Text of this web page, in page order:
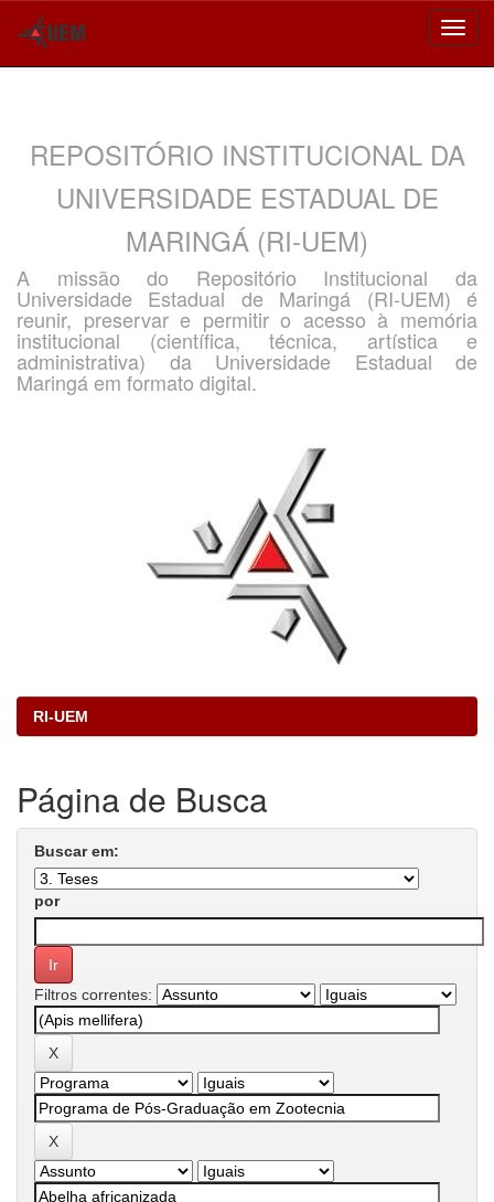
REPOSITÓRIO INSTITUCIONAL DA
UNIVERSIDADE ESTADUAL DE
MARINGÁ (RI-UEM)
A missão do Repositório Institucional da
Universidade Estadual de Maringá (RI-UEM) é
reunir, preservar e permitir o acesso à memória
institucional (científica, técnica, artística e
administrativa) da Universidade Estadual de
Maringá em formato digital.
RI-UEM
Página de Busca
Buscar em:
por
Filtros correntes: